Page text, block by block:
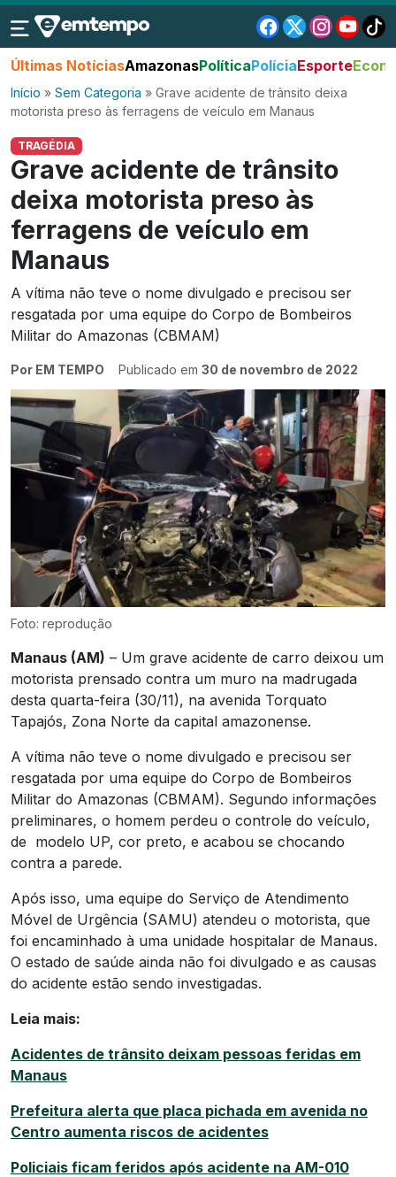
Últimas NotíciasAmazonasPolíticaPolíciaEsporte
Início » Sem Categoria » Grave acidente de trânsito deixa
motorista preso às ferragens de veículo em Manaus
TRAGÉDIA
Grave acidente de trânsito
deixa motorista preso às
ferragens de veículo em
Manaus
A vítima não teve o nome divulgado e precisou ser
resgatada por uma equipe do Corpo de Bombeiros
Militar do Amazonas (CBMAM)
Por EM TEMPO Publicado em 30 de novembro de 2022
Foto: reprodução
Manaus (AM) – Um grave acidente de carro deixou um
motorista prensado contra um muro na madrugada
desta quarta-feira (30/11), na avenida Torquato
Tapajós, Zona Norte da capital amazonense.
A vítima não teve o nome divulgado e precisou ser
resgatada por uma equipe do Corpo de Bombeiros
Militar do Amazonas (CBMAM). Segundo informações
preliminares, o homem perdeu o controle do veículo,
de modelo UP, cor preto, e acabou se chocando
contra a parede.
Após isso, uma equipe do Serviço de Atendimento
Móvel de Urgência (SAMU) atendeu o motorista, que
foi encaminhado à uma unidade hospitalar de Manaus.
O estado de saúde ainda não foi divulgado e as causas
do acidente estão sendo investigadas.
Leia mais:
Acidentes de trânsito deixam pessoas feridas em
Manaus
Prefeitura alerta que placa pichada em avenida no
Centro aumenta riscos de acidentes
Policiais ficam feridos após acidente na AM-010